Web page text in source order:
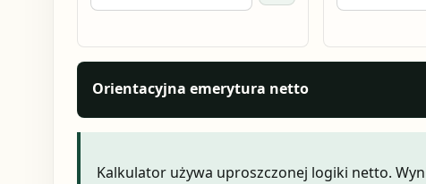
Orientacyjna emerytura netto
Kalkulator używa uproszczonej logiki netto.